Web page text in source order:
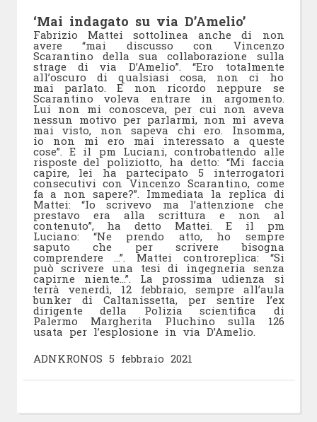
‘Mai indagato su via D’Amelio’
Fabrizio Mattei sottolinea anche di non
avere “mai discusso con Vincenzo
Scarantino della sua collaborazione sulla
strage di via D’Amelio”. “Ero totalmente
all’oscuro di qualsiasi cosa, non ci ho
mai parlato. E non ricordo neppure se
Scarantino voleva entrare in argomento.
Lui non mi conosceva, per cui non aveva
nessun motivo per parlarmi, non mi aveva
mai visto, non sapeva chi ero. Insomma,
io non mi ero mai interessato a queste
cose”. E il pm Luciani, controbattendo alle
risposte del poliziotto, ha detto: “Mi faccia
capire, lei ha partecipato 5 interrogatori
consecutivi con Vincenzo Scarantino, come
fa a non sapere?”. Immediata la replica di
Mattei: “Io scrivevo ma l’attenzione che
prestavo era alla scrittura e non al
contenuto”, ha detto Mattei. E il pm
Luciano: “Ne prendo atto, ho sempre
saputo che per scrivere bisogna
comprendere …”. Mattei controreplica: “Si
può scrivere una tesi di ingegneria senza
capirne niente…”. La prossima udienza si
terrà venerdì, 12 febbraio, sempre all’aula
bunker di Caltanissetta, per sentire l’ex
dirigente della Polizia scientifica di
Palermo Margherita Pluchino sulla 126
usata per l’esplosione in via D’Amelio.
ADNKRONOS 5 febbraio 2021